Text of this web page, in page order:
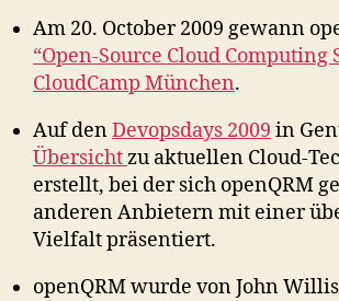
Am 20. October 2009 gewann
“Open-Source Cloud Computing
CloudCamp München.
Auf denDevopsdays 2009 in
Übersichtzu aktuellen Cloud-
erstellt, bei der sich openQRM
anderen Anbietern mit einer
Vielfalt präsentiert.
openQRM wurde von John